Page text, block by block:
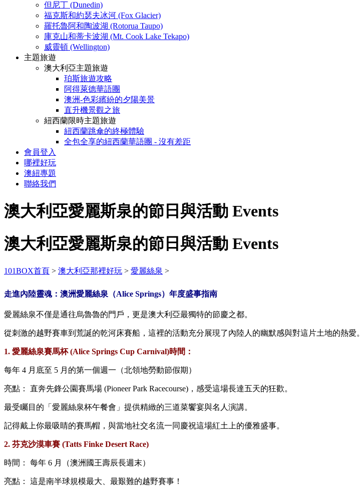
但尼丁 (Dunedin)
福克斯和約瑟夫冰河 (Fox Glacier)
羅托魯阿和陶波湖 (Rotorua Taupo)
庫克山和蒂卡波湖 (Mt. Cook Lake Tekapo)
威靈頓 (Wellington)
主題旅遊
澳大利亞主題旅遊
珀斯旅遊攻略
阿得萊德華語團
澳洲-色彩繽紛的夕陽美景
直升機景觀之旅
紐西蘭限時主題旅遊
紐西蘭跳傘的終極體驗
全包全享的紐西蘭華語團 - 沒有差距
會員登入
哪裡好玩
澳紐專題
聯絡我們
澳大利亞愛麗斯泉的節日與活動 Events
澳大利亞愛麗斯泉的節日與活動 Events
101BOX首頁 > 澳大利亞那裡好玩 > 愛麗絲泉 >
走進內陸靈魂：澳洲愛麗絲泉（Alice Springs） 年度盛事指南
愛麗絲泉不僅是通往烏魯魯的門戶，更是澳大利亞最獨特的節慶之都。
從刺激的越野賽車到荒誕的乾河床賽船，這裡的活動充分展現了內陸人的幽默感與對這片土地的熱愛。
1. 愛麗絲泉賽馬杯 (Alice Springs Cup Carnival)時間：
每年 4 月底至 5 月的第一個週一（北領地勞動節假期）
亮點： 直奔先鋒公園賽馬場 (Pioneer Park Racecourse)，感受這場長達五天的狂歡。
最受矚目的「愛麗絲泉杯午餐會」提供精緻的三道菜饗宴與名人演講。
記得戴上你最吸睛的賽馬帽，與當地社交名流一同慶祝這場紅土上的優雅盛事。
2. 芬克沙漠車賽 (Tatts Finke Desert Race)
時間： 每年 6 月（澳洲國王壽辰長週末）
亮點： 這是南半球規模最大、最艱難的越野賽事！